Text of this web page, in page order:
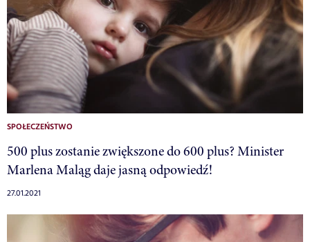
SPOŁECZEŃSTWO
500 plus zostanie zwiększone do 600 plus? Minister
Marlena Maląg daje jasną odpowiedź!
27.01.2021